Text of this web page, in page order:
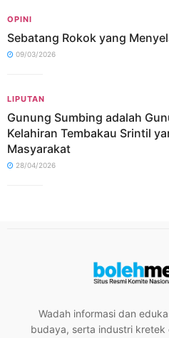
OPINI
Sebatang Rokok yang
09/03/2026
LIPUTAN
Gunung Sumbing adalah
Kelahiran Tembakau Srintil
Masyarakat
28/04/2026
Wadah informasi dan
budaya, serta industri kretek